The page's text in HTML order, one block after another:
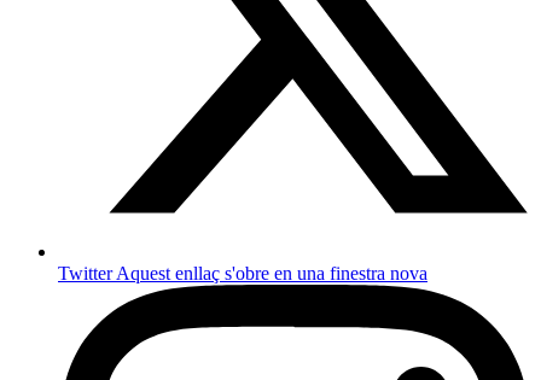
TwitterAquest enllaç s'obre en una finestra nova